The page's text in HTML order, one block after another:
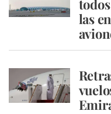
las